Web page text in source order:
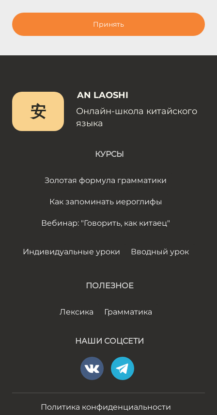
Принять
安
AN LAOSHI
Онлайн-школа китайского
языка
КУРСЫ
Золотая формула грамматики
Как запоминать иероглифы
Вебинар: "Говорить, как китаец"
Индивидуальные уроки Вводный урок
ПОЛЕЗНОЕ
Лексика Грамматика
НАШИ СОЦСЕТИ
Политика конфиденциальности